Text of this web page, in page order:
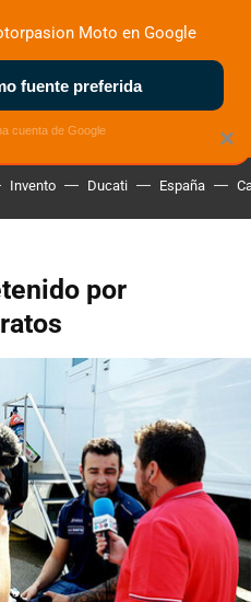
MOTOS ELÉCTRICAS
Invento Ducati España
por
×
Moto en Google
fuente preferida
cuenta de Google